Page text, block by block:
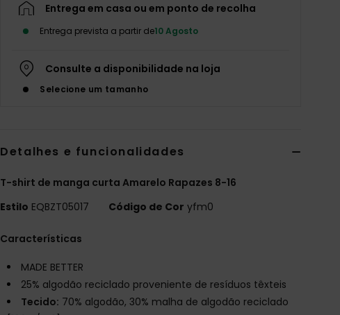
Entrega em casa ou em ponto de recolha
Entrega prevista a partir de10 Agosto
Consulte a disponibilidade na loja
Selecione um tamanho
Detalhes e funcionalidades
T-shirt de manga curta Amarelo Rapazes 8-16
Estilo EQBZT05017 Código de Cor yfm0
Características
MADE BETTER
25% algodão reciclado proveniente de resíduos têxteis
Tecido: 70% algodão, 30% malha de algodão reciclado